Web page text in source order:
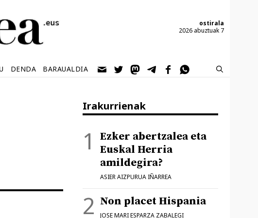
ostirala
2026 abuztuak 7
DENDA BARAUALDIA
Irakurrienak
Ezker abertzalea eta
Euskal Herria
amildegira?
ASIER AIZPURUA IÑARREA
Non placet Hispania
JOSE MARI ESPARZA ZABALEGI